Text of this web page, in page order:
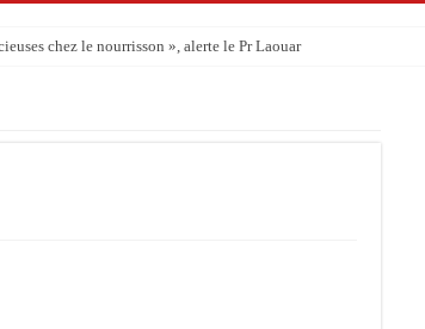
chez le nourrisson », alerte le Pr Laouar